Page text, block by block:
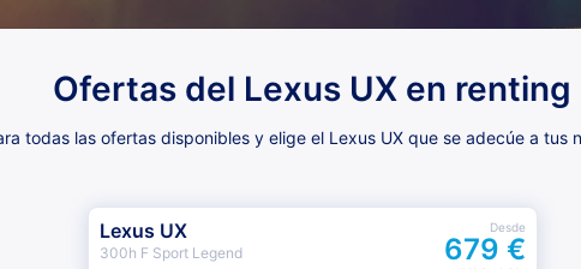
Ofertas del Lexus UX en renting
todas las ofertas disponibles y elige el Lexus UX que se adecúe a tus
Lexus UX
300h F Sport Legend
Desde
679 €